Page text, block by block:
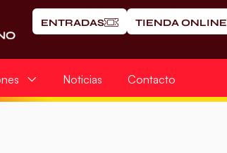
ENTRADAS TIENDA ONLINE
Noticias Contacto